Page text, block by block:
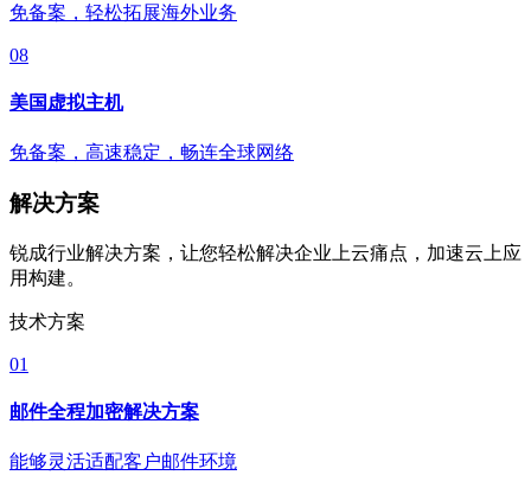
免备案，轻松拓展海外业务
08
美国虚拟主机
免备案，高速稳定，畅连全球网络
解决方案
锐成行业解决方案，让您轻松解决企业上云痛点，加速云上应
用构建。
技术方案
01
邮件全程加密解决方案
能够灵活适配客户邮件环境